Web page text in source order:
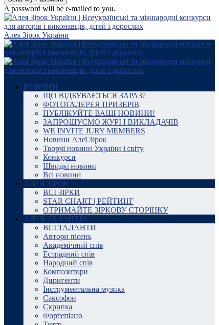
A password will be e-mailed to you.
Алея Зірок України
НОВИНИ
ЩО ВІДБУВАЄТЬСЯ ЗАРАЗ?
ФОТОГАЛЕРЕЯ ПРИЗЕРІВ
ПУБЛІКУЙТЕ ВАШІ НОВИНИ!
ЗАПРОШУЄМО ЖУРІ І ВИКЛАДАЧІВ
WE INVITE JURY MEMBERS
Новини Алеї Зірок
Творчі новини України і світу
Конкурси
Швидкі новини
Всі новини
АЛЕЯ ЗІРОК
ВСІ ЗІРКИ
STAR CHART | РЕЙТИНГ
ОТРИМАЙТЕ ЗІРКОВУ СТОРІНКУ
АЛЕЯ ТАЛАНТІВ
ВСІ ТАЛАНТИ
Автори пісень
Академічний спів
Естрадний спів
Народний спів
Композитори
Диригенти
Інструментальна музика
Саксофон
Скрипка
Фортепіано